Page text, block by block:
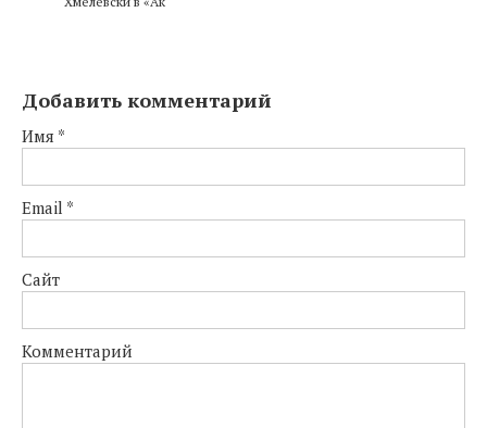
Добавить комментарий
Имя *
Email *
Сайт
Комментарий